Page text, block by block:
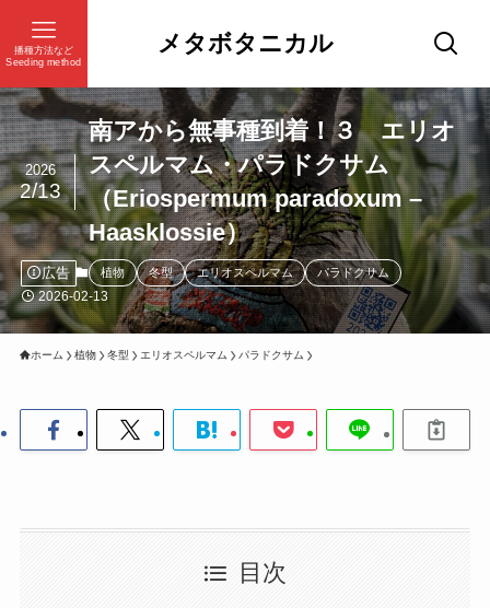
メタボタニカル
播種方法など
Seeding method
南アから無事種到着！３ エリオ
スペルマム・パラドクサム
（Eriospermum paradoxum –
Haasklossie）
2026
2/13
広告 植物 冬型 エリオスペルマム パラドクサム
2026-02-13
ホーム 植物 冬型 エリオスペルマム パラドクサム
目次